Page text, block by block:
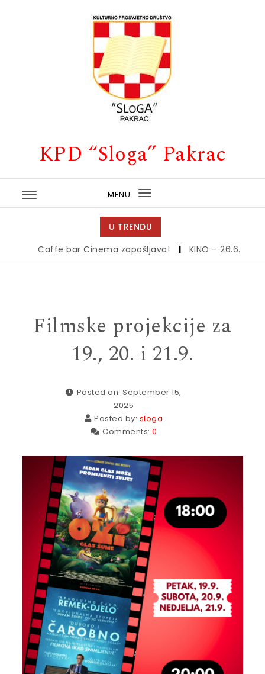
KPD “Sloga” Pakrac
MENU
Toggle
navigation
U TRENDU
Caffe bar Cinema zapošljava! | KINO – 26.6. |
Filmske projekcije za
19., 20. i 21.9.
Posted on: September 15,
2025
Posted by: sloga
Comments: 0